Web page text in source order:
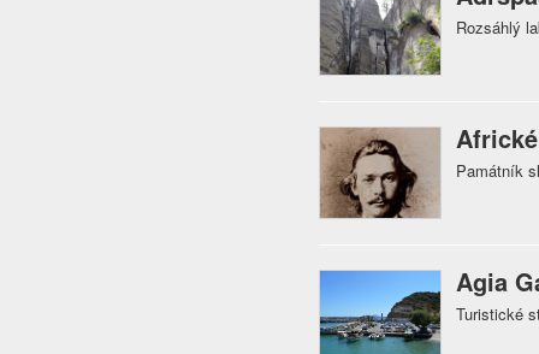
Rozsáhlý
Památník
Agia
Turistické